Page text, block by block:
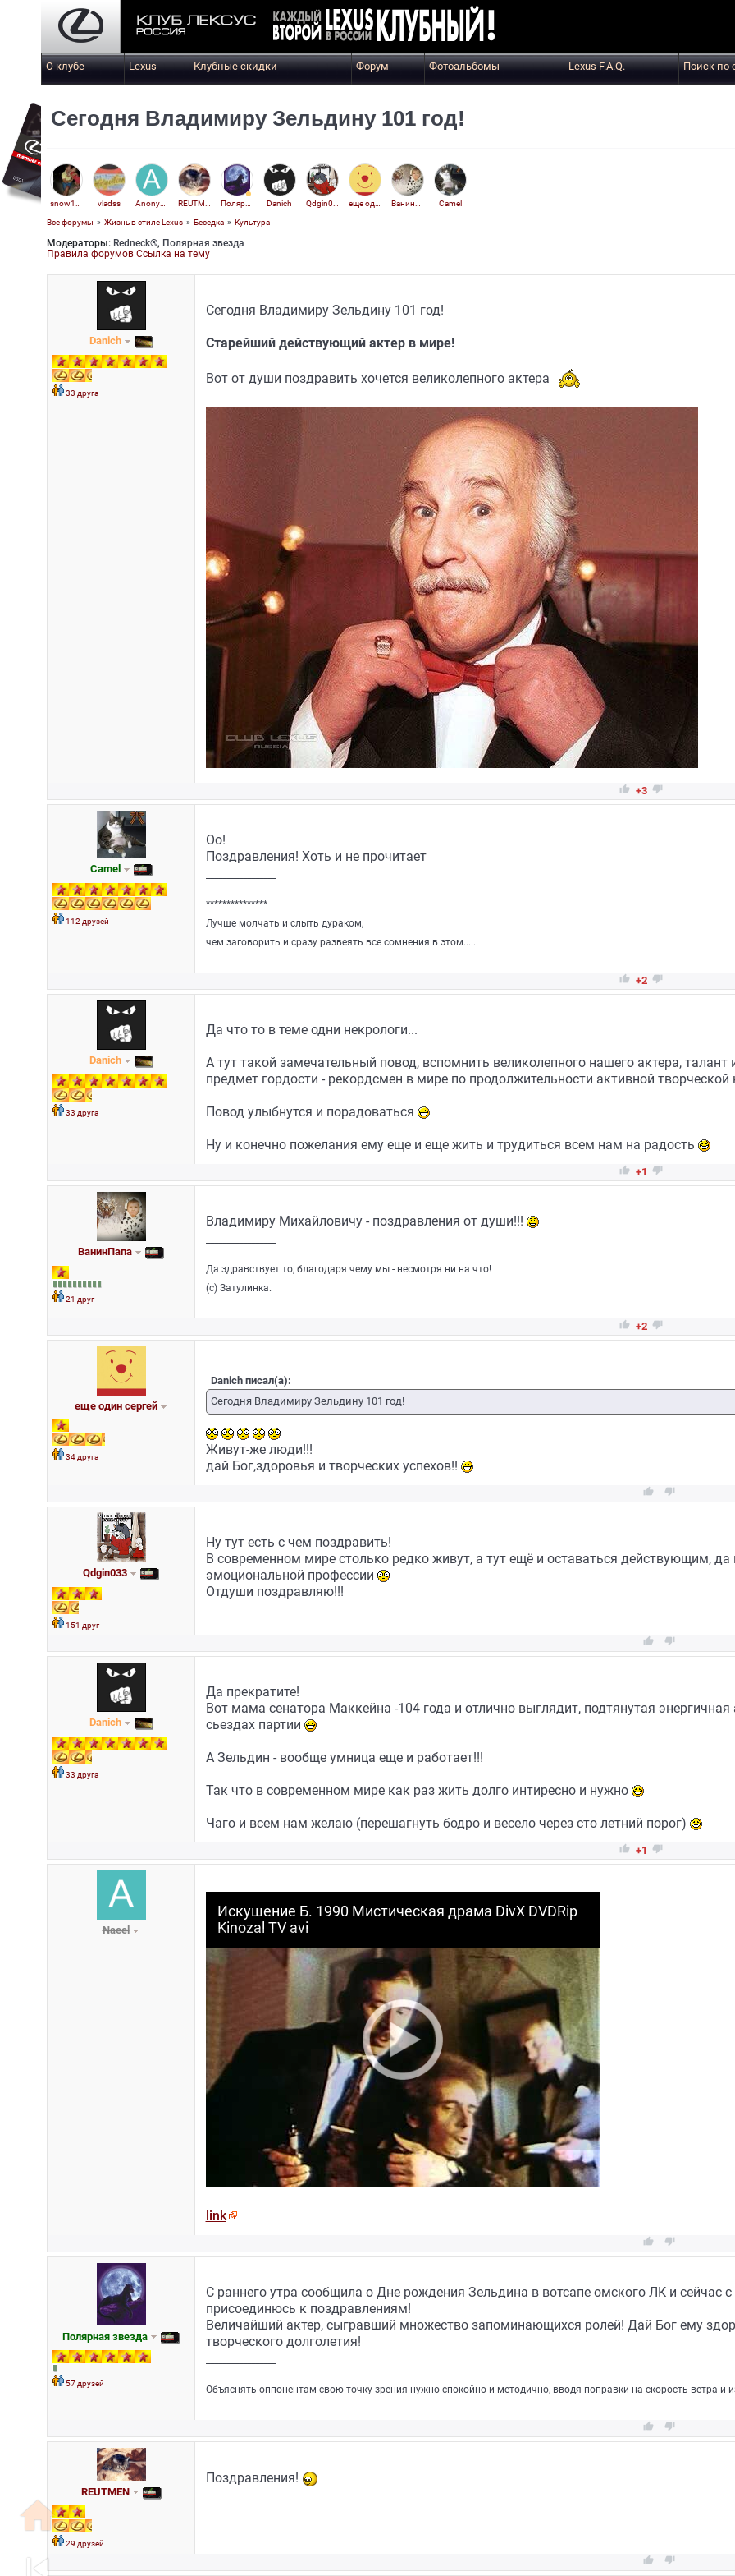
О клубе Lexus Клубные скидки Форум Фотоальбомы Lexus F.A.Q. Поиск по
home
Сегодня Владимиру Зельдину 101 год!
vladss Anonymous Полярная звезда Danich Camel
Все форумы » Жизнь в стиле Lexus» Беседка» Культура
Модераторы: Redneck®, Полярная звезда
Правила форумов Ссылка на тему
Danich
33 друга
Сегодня Владимиру Зельдину 101 год!
Старейший действующий актер в мире!
Вот от души поздравить хочется великолепного актера
 +3 
Camel
112 друзей
Оо!
Поздравления! Хоть и не прочитает
***************
Лучше молчать и слыть дураком,
чем заговорить и сразу развеять все сомнения в этом......
 +2 
Danich
33 друга
Да что то в теме одни некрологи...
А тут такой замечательный повод, вспомнить великолепного нашего актера,
предмет гордости - рекордсмен в мире по продолжительности активной творческой
Повод улыбнутся и порадоваться
Ну и конечно пожелания ему еще и еще жить и трудиться всем нам на радость
 +1 
ВанинПапа
21 друг
Владимиру Михайловичу - поздравления от души!!!
Да здравствует то, благодаря чему мы - несмотря ни на что!
(с) Затулинка.
 +2 
еще один сергей
34 друга
Danich писал(а):
Сегодня Владимиру Зельдину 101 год!
Живут-же люди!!!
дай Бог,здоровья и творческих успехов!!
 
Qdgin033
151 друг
Ну тут есть с чем поздравить!
В современном мире столько редко живут, а тут ещё и оставаться действующим, да
эмоциональной профессии
Отдуши поздравляю!!!
 
Danich
33 друга
Да прекратите!
Вот мама сенатора Маккейна -104 года и отлично выглядит, подтянутая энергичная
сьездах партии
А Зельдин - вообще умница еще и работает!!!
Так что в современном мире как раз жить долго интиресно и нужно
Чаго и всем нам желаю (перешагнуть бодро и весело через сто летний порог)
 +1 
Naeel
Искушение Б. 1990 Мистическая драма DivX DVDRip
Kinozal TV avi
link
 
Полярная звезда
57 друзей
С раннего утра сообщила о Дне рождения Зельдина в вотсапе омского ЛК и сейчас
присоединюсь к поздравлениям!
Величайший актер, сыгравший множество запоминающихся ролей! Дай Бог ему
творческого долголетия!
Объяснять оппонентам свою точку зрения нужно спокойно и методично, вводя поправки на скорость ветра и
 
REUTMEN
29 друзей
Поздравления!
 